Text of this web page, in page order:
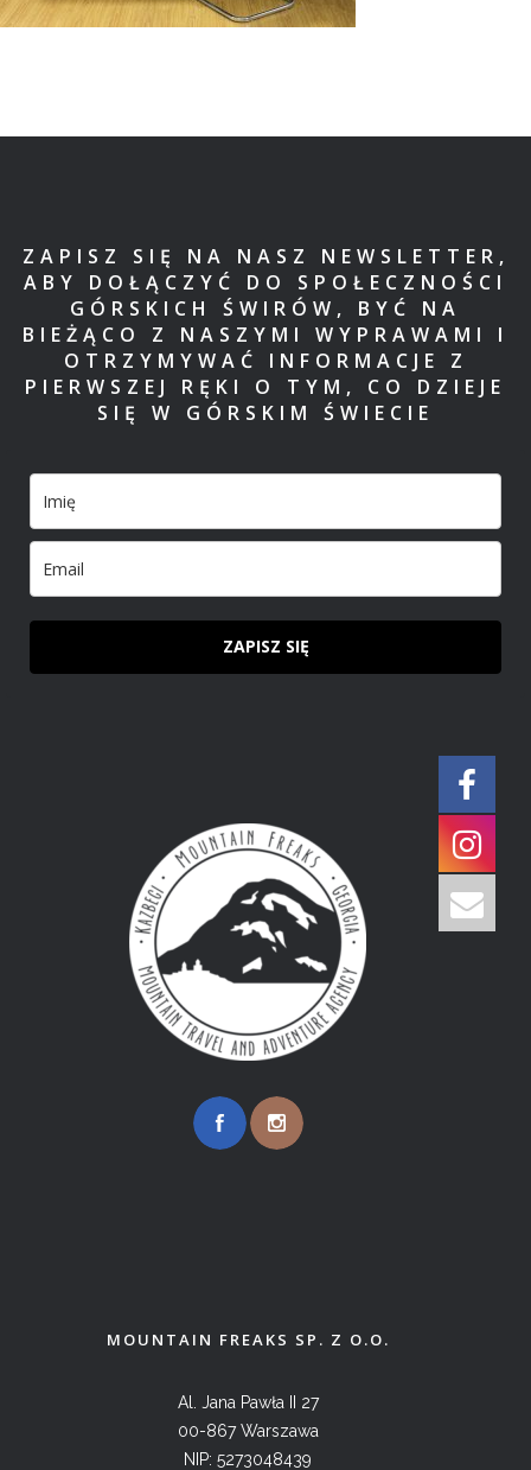
ZAPISZ SIĘ NA NASZ NEWSLETTER,
ABY DOŁĄCZYĆ DO SPOŁECZNOŚCI
GÓRSKICH ŚWIRÓW, BYĆ NA
BIEŻĄCO Z NASZYMI WYPRAWAMI I
OTRZYMYWAĆ INFORMACJE Z
PIERWSZEJ RĘKI O TYM, CO DZIEJE
SIĘ W GÓRSKIM ŚWIECIE
ZAPISZ SIĘ
MOUNTAIN FREAKS SP. Z O.O.
Al. Jana Pawła II 27
00-867 Warszawa
NIP: 5273048439